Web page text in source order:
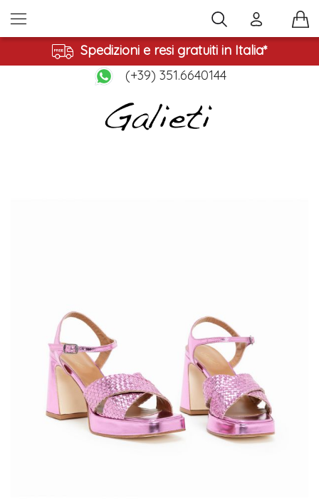
Spedizioni e resi gratuiti in Italia*
(+39) 351.6640144